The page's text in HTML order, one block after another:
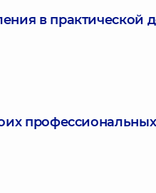
в практической